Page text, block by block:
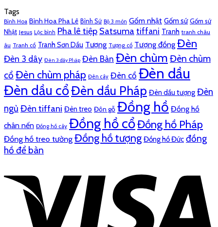
Tags
Bình Hoa Bình Hoa Pha Lê Bình Sứ Bộ 3 món Gốm nhật Gốm sứ Gốm sứ
Nhật Jesus Lộc bình Pha lê tiệp Satsuma tiffani Tranh tranh châu
âu Tranh cổ Tranh Sơn Dầu Tượng Tượng cổ Tượng đồng Đèn
Đèn 3 dây Đèn 3 dây Pháp Đèn Bàn Đèn chùm Đèn chùm
cổ Đèn chùm pháp Đèn cây Đèn cổ Đèn dầu
Đèn dầu cổĐèn dầu Pháp Đèn dầu tượng Đèn
ngủ Đèn tiffani Đèn treo Đôn gỗ Đồng hồ Đồng hồ
chân nến Đồng hồ cây Đồng hồ cổĐồng hồ Pháp
Đồng hồ treo tường Đồng hồ tượng Đồng hồ Đức đồng
hồ để bàn